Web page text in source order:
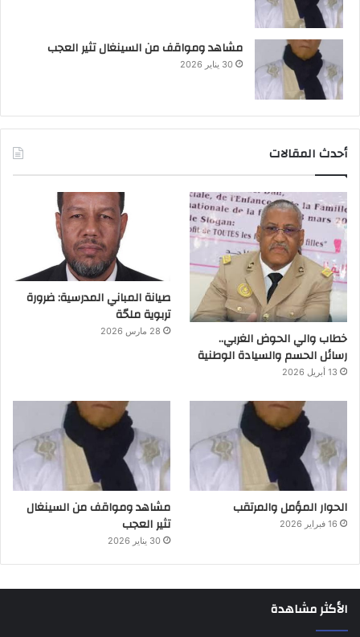
مشاهد ومواقف من السينغال تثير العجب
30 يناير 2026
أحدث المقالات
خطاب والي الحوض الغربي..
رسائل الحسم والسيادة الوطنية
13 أبريل 2026
صيانة المباني المدرسية: ضرورة
تربوية ملحّة
28 مارس 2026
الحوار المؤمل والمرتقب
16 فبراير 2026
مشاهد ومواقف من السينغال
تثير العجب
30 يناير 2026
الأكثر مشاهدة